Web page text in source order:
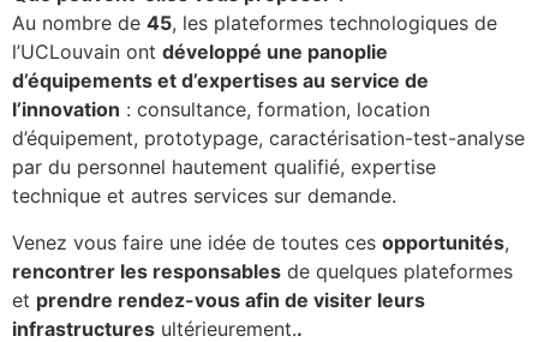
Au nombre de 45, les plateformes technologiques de
l’UCLouvain ont développé une panoplie
d’équipements et d’expertises au service de
l’innovation : consultance, formation, location
d’équipement, prototypage, caractérisation-test-analyse
par du personnel hautement qualifié, expertise
technique et autres services sur demande.
Venez vous faire une idée de toutes ces opportunités,
rencontrer les responsables de quelques plateformes
et prendre rendez-vous afin de visiter leurs
infrastructures ultérieurement..